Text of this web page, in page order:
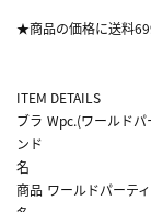
★商品の価格に送料
ITEM DETAILS
ブラ
ンド
名
Wpc.(ワールドパ
商品 ワールドパーテ